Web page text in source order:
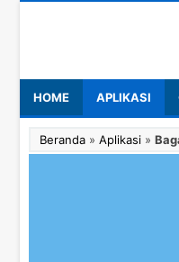
HOME APLIKASI
Beranda » Aplikasi »